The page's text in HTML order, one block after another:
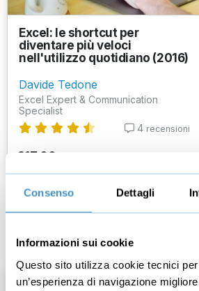
Consenso Dettagli
Informazioni sui cookie
Questo sito utilizza cookie tecnici
un’esperienza di navigazione
Excel: le shortcut per
diventare più veloci
nell'utilizzo quotidiano (2016)
Davide Tedone
Excel Expert & Communication
Specialist
4 recensioni
€17,00